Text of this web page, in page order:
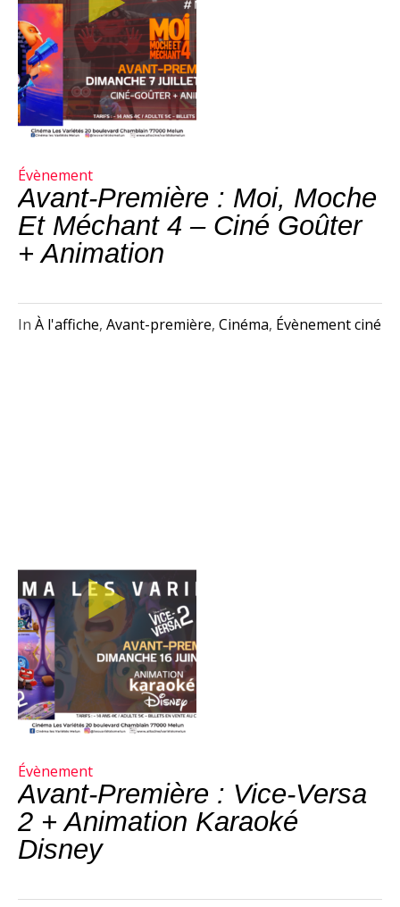
Évènement
Avant-Première : Moi, Moche
Et Méchant 4 – Ciné Goûter
+ Animation
In À l'affiche, Avant-première, Cinéma, Évènement ciné
Évènement
Avant-Première : Vice-Versa
2 + Animation Karaoké
Disney